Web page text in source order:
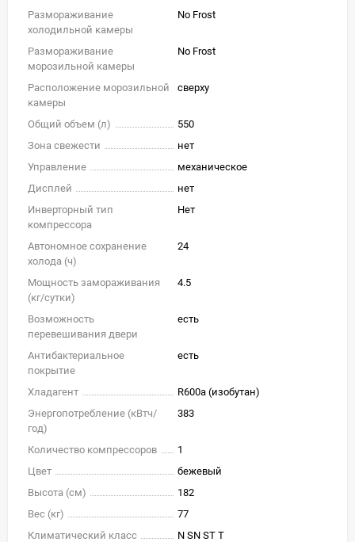
Размораживание
холодильной камеры
No Frost
Размораживание
морозильной камеры
No Frost
Расположение морозильной
камеры
сверху
Общий объем (л)
550
Зона свежести
нет
Управление
механическое
Дисплей
нет
Инверторный тип
компрессора
Нет
Автономное сохранение
холода (ч)
24
Мощность замораживания
(кг/cутки)
4.5
Возможность
перевешивания двери
есть
Антибактериальное
покрытие
есть
Хладагент
R600a (изобутан)
Энергопотребление (кВтч/
год)
383
Количество компрессоров
1
Цвет
бежевый
Высота (см)
182
Вес (кг)
77
Климатический класс
N SN ST T